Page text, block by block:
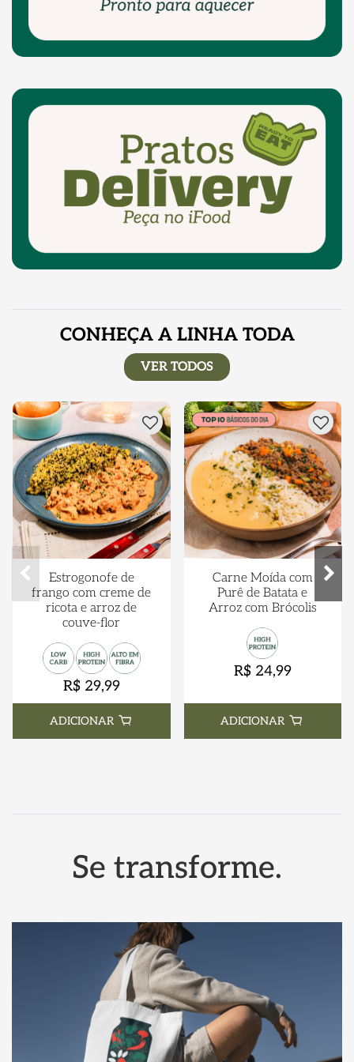
ingredientes,
com
cuidado
de
CONHEÇA A LINHA TODA
VER TODOS
Estrogonofe de
frango com creme de
ricota e arroz de
couve-flor
R$ 29,99
ADICIONAR
Carne Moída com
Purê de Batata e
Arroz com Brócolis
R$ 24,99
ADICIONAR
Se transforme.